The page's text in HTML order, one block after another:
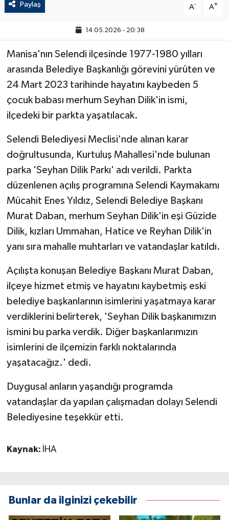
Paylaş A- A+
14.05.2026 - 20:38
Manisa'nın Selendi ilçesinde 1977-1980 yılları
arasında Belediye Başkanlığı görevini yürüten ve
24 Mart 2023 tarihinde hayatını kaybeden 5
çocuk babası merhum Seyhan Dilik'in ismi,
ilçedeki bir parkta yaşatılacak.
Selendi Belediyesi Meclisi'nde alınan karar
doğrultusunda, Kurtuluş Mahallesi'nde bulunan
parka 'Seyhan Dilik Parkı' adı verildi. Parkta
düzenlenen açılış programına Selendi Kaymakamı
Mücahit Enes Yıldız, Selendi Belediye Başkanı
Murat Daban, merhum Seyhan Dilik'in eşi Güzide
Dilik, kızları Ummahan, Hatice ve Reyhan Dilik'in
yanı sıra mahalle muhtarları ve vatandaşlar katıldı.
Açılışta konuşan Belediye Başkanı Murat Daban,
ilçeye hizmet etmiş ve hayatını kaybetmiş eski
belediye başkanlarının isimlerini yaşatmaya karar
verdiklerini belirterek, 'Seyhan Dilik başkanımızın
ismini bu parka verdik. Diğer başkanlarımızın
isimlerini de ilçemizin farklı noktalarında
yaşatacağız.' dedi.
Duygusal anların yaşandığı programda
vatandaşlar da yapılan çalışmadan dolayı Selendi
Belediyesine teşekkür etti.
Kaynak: İHA
Bunlar da ilginizi çekebilir